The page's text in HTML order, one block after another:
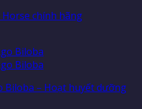
chính hãng
Biloba – Hoạt huyết dưỡng